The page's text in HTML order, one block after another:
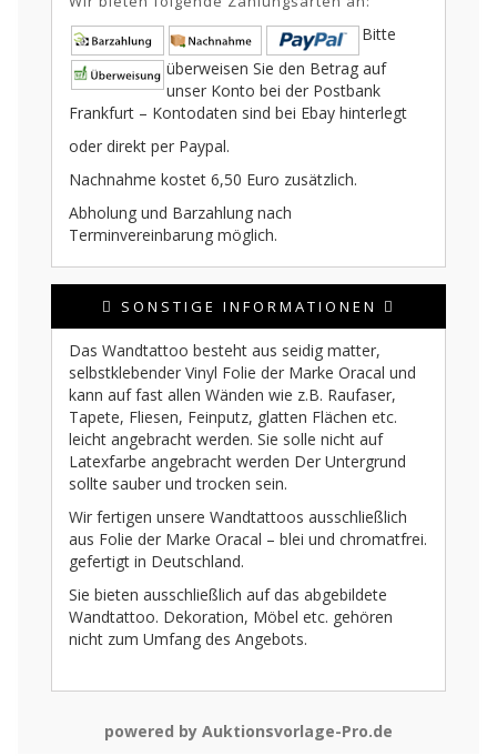
Bitte
überweisen Sie den Betrag auf
unser Konto bei der Postbank
Frankfurt – Kontodaten sind bei Ebay hinterlegt
oder direkt per Paypal.
Nachnahme kostet 6,50 Euro zusätzlich.
Abholung und Barzahlung nach
Terminvereinbarung möglich.
SONSTIGE INFORMATIONEN
Das Wandtattoo besteht aus seidig matter,
selbstklebender Vinyl Folie der Marke Oracal und
kann auf fast allen Wänden wie z.B. Raufaser,
Tapete, Fliesen, Feinputz, glatten Flächen etc.
leicht angebracht werden. Sie solle nicht auf
Latexfarbe angebracht werden Der Untergrund
sollte sauber und trocken sein.
Wir fertigen unsere Wandtattoos ausschließlich
aus Folie der Marke Oracal – blei und chromatfrei.
gefertigt in Deutschland.
Sie bieten ausschließlich auf das abgebildete
Wandtattoo. Dekoration, Möbel etc. gehören
nicht zum Umfang des Angebots.
powered by Auktionsvorlage-Pro.de